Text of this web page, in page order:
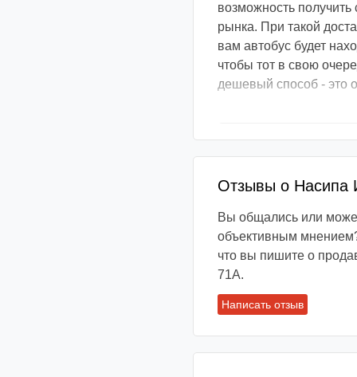
возможность
рынка. При такой
вам автобус будет
чтобы тот в свою
дешевый способ - это
Отзывы о Насипа
Вы общались или
объективным
что вы пишите о
71А.
Написать отзыв